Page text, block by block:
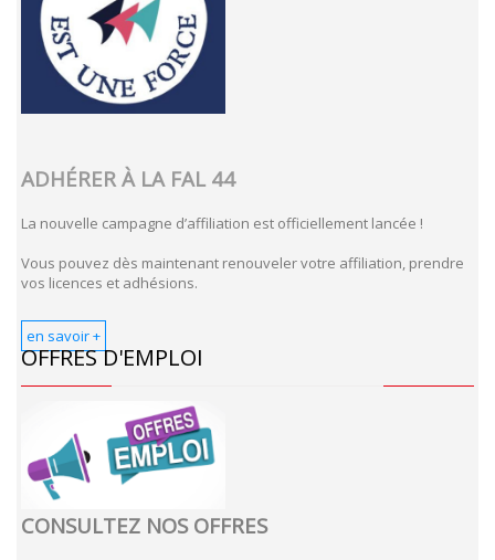
ADHÉRER À LA FAL 44
La nouvelle campagne d’affiliation est officiellement lancée !
Vous pouvez dès maintenant renouveler votre affiliation, prendre
vos licences et adhésions.
en savoir +
OFFRES D'EMPLOI
CONSULTEZ NOS OFFRES